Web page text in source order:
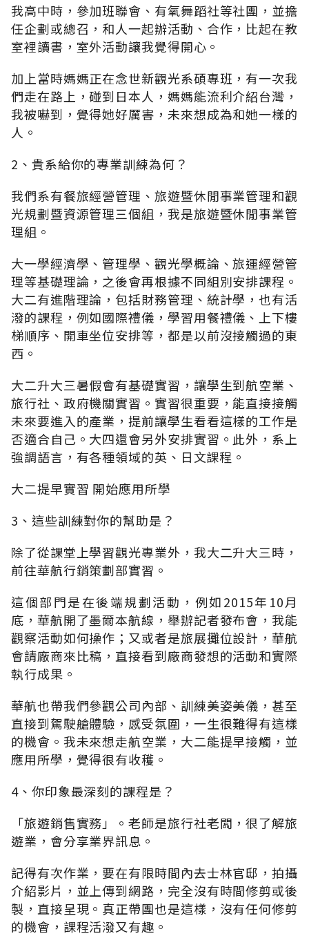
我高中時，參加班聯會、有氧舞蹈社等社團，並擔
任企劃或總召，和人一起辦活動、合作，比起在教
室裡讀書，室外活動讓我覺得開心。
加上當時媽媽正在念世新觀光系碩專班，有一次我
們走在路上，碰到日本人，媽媽能流利介紹台灣，
我被嚇到，覺得她好厲害，未來想成為和她一樣的
人。
2、貴系給你的專業訓練為何？
我們系有餐旅經營管理、旅遊暨休閒事業管理和觀
光規劃暨資源管理三個組，我是旅遊暨休閒事業管
理組。
大一學經濟學、管理學、觀光學概論、旅運經營管
理等基礎理論，之後會再根據不同組別安排課程。
大二有進階理論，包括財務管理、統計學，也有活
潑的課程，例如國際禮儀，學習用餐禮儀、上下樓
梯順序、開車坐位安排等，都是以前沒接觸過的東
西。
大二升大三暑假會有基礎實習，讓學生到航空業、
旅行社、政府機關實習。實習很重要，能直接接觸
未來要進入的產業，提前讓學生看看這樣的工作是
否適合自己。大四還會另外安排實習。此外，系上
強調語言，有各種領域的英、日文課程。
大二提早實習 開始應用所學
3、這些訓練對你的幫助是？
除了從課堂上學習觀光專業外，我大二升大三時，
前往華航行銷策劃部實習。
這個部門是在後端規劃活動，例如2015年10月
底，華航開了墨爾本航線，舉辦記者發布會，我能
觀察活動如何操作；又或者是旅展攤位設計，華航
會請廠商來比稿，直接看到廠商發想的活動和實際
執行成果。
華航也帶我們參觀公司內部、訓練美姿美儀，甚至
直接到駕駛艙體驗，感受氛圍，一生很難得有這樣
的機會。我未來想走航空業，大二能提早接觸，並
應用所學，覺得很有收穫。
4、你印象最深刻的課程是？
「旅遊銷售實務」。老師是旅行社老闆，很了解旅
遊業，會分享業界訊息。
記得有次作業，要在有限時間內去士林官邸，拍攝
介紹影片，並上傳到網路，完全沒有時間修剪或後
製，直接呈現。真正帶團也是這樣，沒有任何修剪
的機會，課程活潑又有趣。